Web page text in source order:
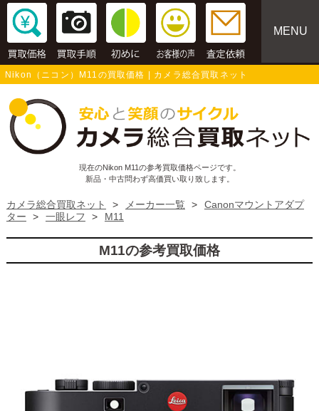
MENU
Nikon（ニコン）M11の買取価格 | カメラ総合買取ネット
現在のNikon M11の参考買取価格ページです。
新品・中古問わず高価買い取り致します。
カメラ総合買取ネット > メーカー一覧 >
Canonマウントアダプ
ター
> 一眼レフ > M11
M11の参考買取価格